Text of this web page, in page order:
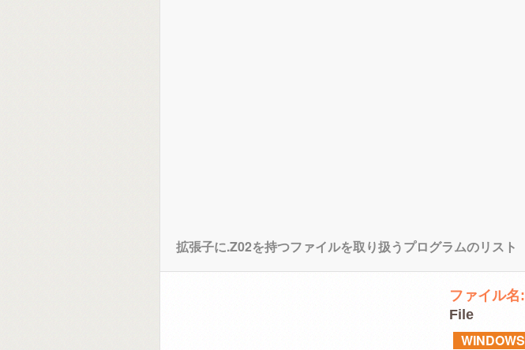
拡張子に.Z02を持つファイルを取り扱うプログラムのリスト
ファイル名:
File
WINDOWS